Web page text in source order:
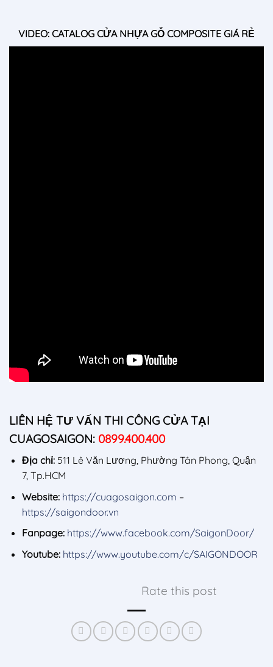
VIDEO: CATALOG CỬA NHỰA GỖ COMPOSITE GIÁ RẺ
LIÊN HỆ TƯ VẤN THI CÔNG CỬA TẠI
CUAGOSAIGON: 0899.400.400
Địa chỉ:511 Lê Văn Lương, Phường Tân Phong, Quận
7, Tp.HCM
Website: https://cuagosaigon.com –
https://saigondoor.vn
Fanpage: https://www.facebook.com/SaigonDoor/
Youtube: https://www.youtube.com/c/SAIGONDOOR
Rate this post